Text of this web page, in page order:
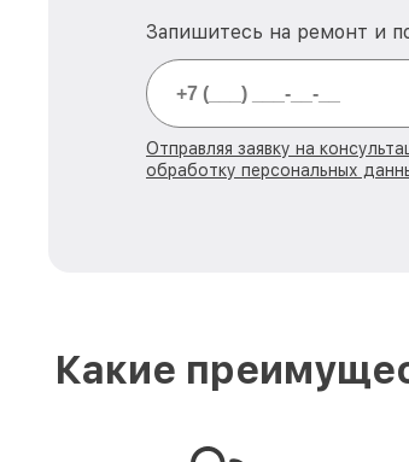
Запишитесь на ремонт и
Отправляя заявку на
обработку персональных
Какие